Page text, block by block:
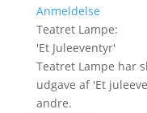
Anmeldelse
Teatret Lampe:
'Et Juleeventyr'
Teatret Lampe har
udgave af 'Et
andre.